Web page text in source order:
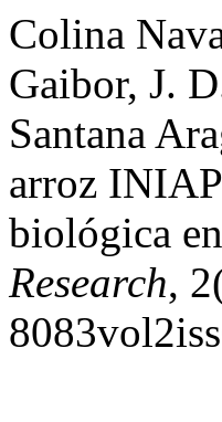
Colina
Gaibor, J.
Santana
arroz
biológica
Research,